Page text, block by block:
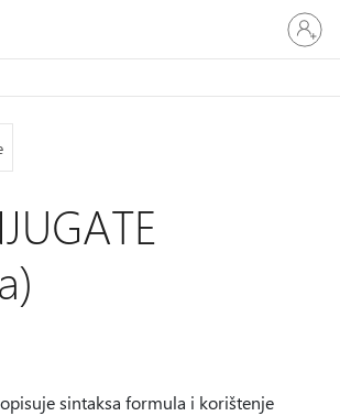
Prijavite
se
u
račun
sintaksa formula i korištenje